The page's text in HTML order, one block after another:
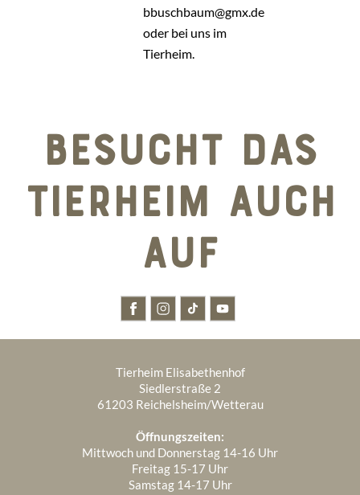
bbuschbaum@gmx.de
oder bei uns im
Tierheim.
BESUCHT DAS
TIERHEIM AUCH
AUF
Tierheim Elisabethenhof
Siedlerstraße 2
61203 Reichelsheim/Wetterau
Öffnungszeiten:
Mittwoch und Donnerstag 14-16 Uhr
Freitag 15-17 Uhr
Samstag 14-17 Uhr